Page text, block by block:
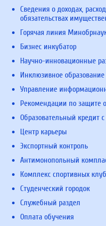
Сведения о доходах,
обязательствах
Горячая линия
Бизнес инкубатор
Научно-инновационные
Инклюзивное образование
Управление
Рекомендации по защите
Образовательный кредит
Центр карьеры
Экспортный контроль
Антимонопольный
Комплекс спортивных
Студенческий городок
Служебный раздел
Оплата обучения